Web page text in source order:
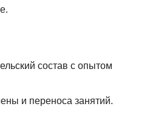
состав с опытом
и переноса занятий.